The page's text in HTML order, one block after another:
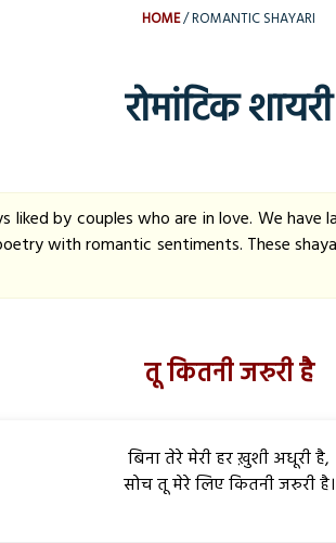
HOME ROMANTIC SHAYARI
रोमांटिक शायरी
liked by couples who are in love. We
with romantic sentiments. These
तू कितनी जरुरी है
बिना तेरे मेरी हर ख़ुशी अधूरी है,
सोच तू मेरे लिए कितनी जरुरी है।